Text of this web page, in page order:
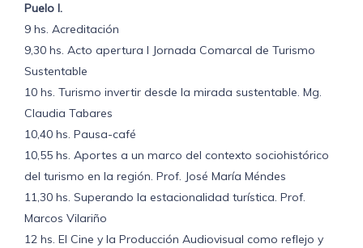
Puelo I.
9 hs. Acreditación
9,30 hs. Acto apertura I Jornada Comarcal de Turismo
Sustentable
10 hs. Turismo invertir desde la mirada sustentable. Mg.
Claudia Tabares
10,40 hs. Pausa-café
10,55 hs. Aportes a un marco del contexto sociohistórico
del turismo en la región. Prof. José María Méndes
11,30 hs. Superando la estacionalidad turística. Prof.
Marcos Vilariño
12 hs. El Cine y la Producción Audiovisual como reflejo y